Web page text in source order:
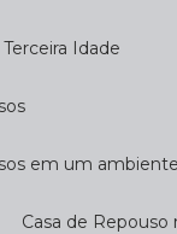
Idade
em um
Casa de